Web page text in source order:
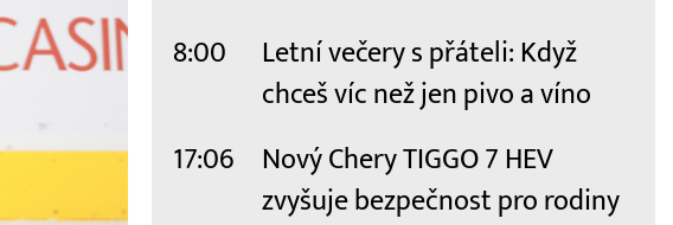
8:00
Letní večery s přáteli: Když
chceš víc než jen pivo a víno
17:06
Nový Chery TIGGO 7 HEV
zvyšuje bezpečnost pro rodiny